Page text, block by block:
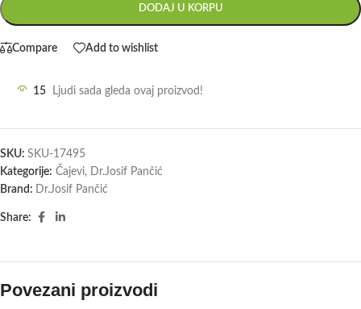
DODAJ U KORPU
Compare Add to wishlist
15 Ljudi sada gleda ovaj proizvod!
SKU: SKU-17495
Kategorije: Čajevi, Dr.Josif Pančić
Brand: Dr.Josif Pančić
Share:
Povezani proizvodi